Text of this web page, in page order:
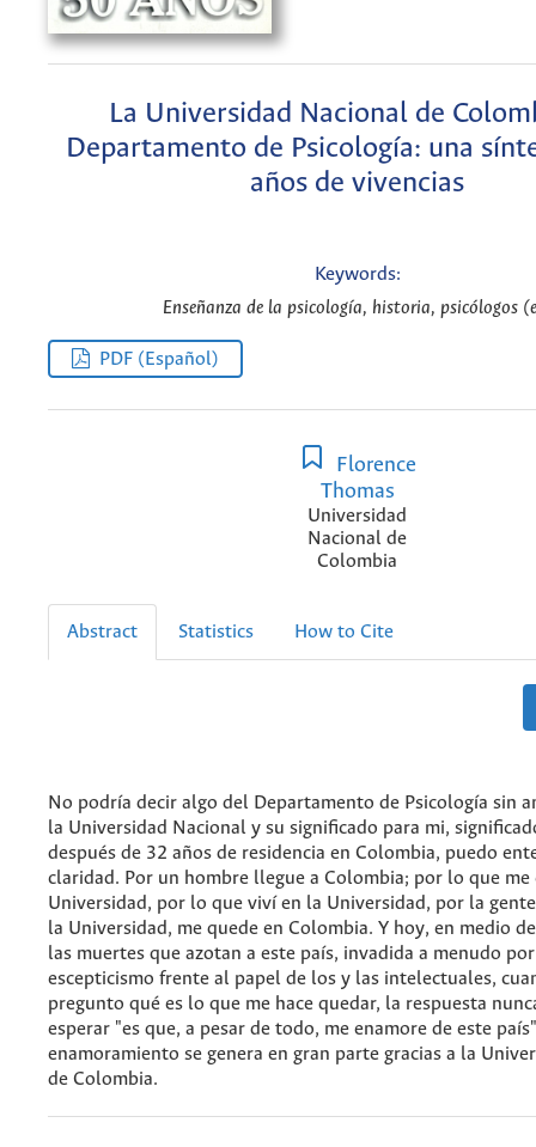
La Universidad Nacional de
Departamento de Psicología: una
años de vivencias
Keywords:
Enseñanza de la psicología, historia, psicólogos
PDF (Español)
Florence
Thomas
Universidad
Nacional de
Colombia
Abstract Statistics How to Cite
No podría decir algo del Departamento de Psicología sin
la Universidad Nacional y su significado para mi,
después de 32 años de residencia en Colombia, puedo
claridad. Por un hombre llegue a Colombia; por lo que me
Universidad, por lo que viví en la Universidad, por la
la Universidad, me quede en Colombia. Y hoy, en medio
las muertes que azotan a este país, invadida a menudo
escepticismo frente al papel de los y las intelectuales,
pregunto qué es lo que me hace quedar, la respuesta
esperar "es que, a pesar de todo, me enamore de este
enamoramiento se genera en gran parte gracias a la
de Colombia.